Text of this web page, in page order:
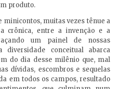
produto.
minicontos, muitas vezes tênue a
crônica, entre a invenção e a
um painel de nossas
diversidade conceitual abarca
do dia desse milênio que, mal
dívidas, escombros e sequelas
em todos os campos, resultado